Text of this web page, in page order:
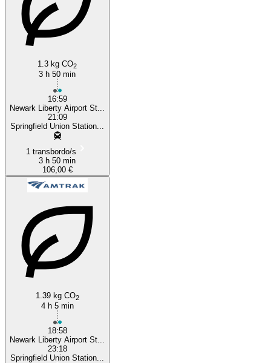
1.3 kg CO2
3 h 50 min
16:59
Newark Liberty Airport St...
21:09
Springfield Union Station...
1 transbordo/s
3 h 50 min
106,00 €
1.39 kg CO2
4 h 5 min
18:58
Newark Liberty Airport St...
23:18
Springfield Union Station...